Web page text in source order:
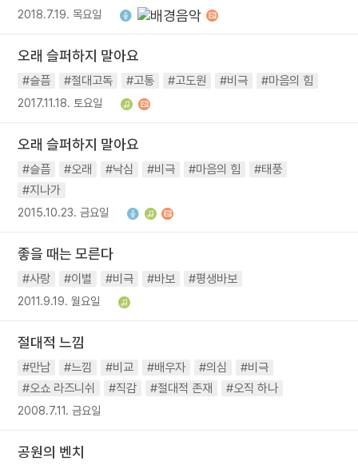
2018.7.19. 목요일
오래 슬퍼하지 말아요
#슬픔 #절대고독 #고통 #고도원 #비극 #마음의 힘
2017.11.18. 토요일
오래 슬퍼하지 말아요
#슬픔 #오래 #낙심 #비극 #마음의 힘
#태풍
#지나가
2015.10.23. 금요일
좋을 때는 모른다
#사랑 #이별 #비극 #바보 #평생바보
2011.9.19. 월요일
절대적 느낌
#만남 #느낌 #비교 #배우자 #의심
#비극
#오쇼 라즈니쉬
#직감 #절대적 존재 #오직 하나
2008.7.11. 금요일
공원의 벤치